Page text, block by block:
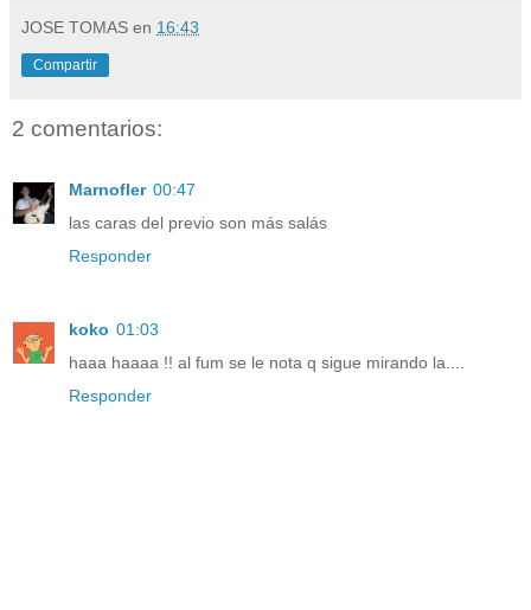
JOSE TOMAS en 16:43
Compartir
2 comentarios:
Marnofler 00:47
las caras del previo son más salás
Responder
koko 01:03
haaa haaaa !! al fum se le nota q sigue mirando la....
Responder